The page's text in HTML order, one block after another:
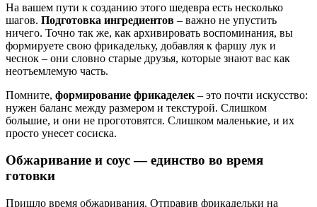
На вашем пути к созданию этого шедевра есть несколько
шагов. Подготовка ингредиентов – важно не упустить
ничего. Точно так же, как архивировать воспоминания, вы
формируете свою фрикадельку, добавляя к фаршу лук и
чеснок – они словно старые друзья, которые знают вас как
неотъемлемую часть.
Помните, формирование фрикаделек – это почти искусство:
нужен баланс между размером и текстурой. Слишком
большие, и они не проготовятся. Слишком маленькие, и их
просто унесет сосиска.
Обжаривание и соус — единство во время
готовки
Пришло время обжаривания. Отправив фрикадельки на